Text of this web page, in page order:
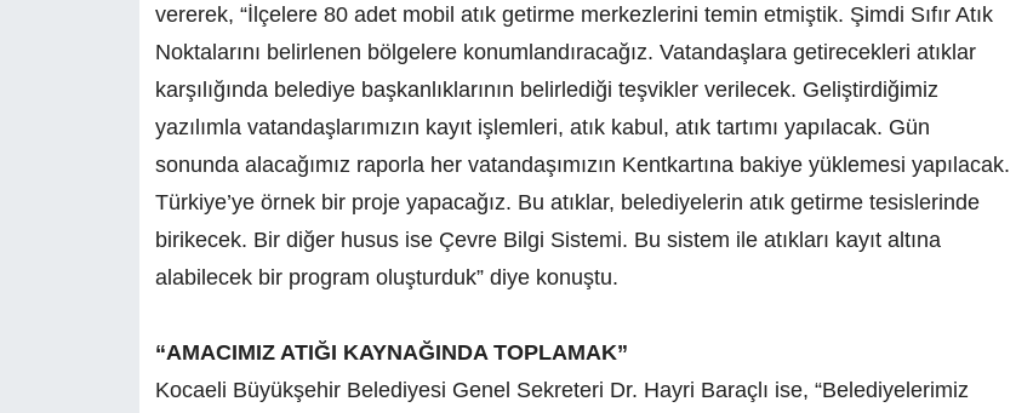
vererek, “İlçelere 80 adet mobil atık getirme merkezlerini temin etmiştik. Şimdi Sıfır Atık
Noktalarını belirlenen bölgelere konumlandıracağız. Vatandaşlara getirecekleri atıklar
karşılığında belediye başkanlıklarının belirlediği teşvikler verilecek. Geliştirdiğimiz
yazılımla vatandaşlarımızın kayıt işlemleri, atık kabul, atık tartımı yapılacak. Gün
sonunda alacağımız raporla her vatandaşımızın Kentkartına bakiye yüklemesi yapılacak.
Türkiye’ye örnek bir proje yapacağız. Bu atıklar, belediyelerin atık getirme tesislerinde
birikecek. Bir diğer husus ise Çevre Bilgi Sistemi. Bu sistem ile atıkları kayıt altına
alabilecek bir program oluşturduk” diye konuştu.
“AMACIMIZ ATIĞI KAYNAĞINDA TOPLAMAK”
Kocaeli Büyükşehir Belediyesi Genel Sekreteri Dr. Hayri Baraçlı ise, “Belediyelerimiz